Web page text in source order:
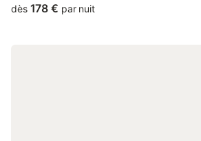
dès 178 € par nuit